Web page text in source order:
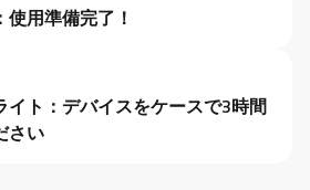
用準備完了！
イト：デバイスをケースで3時間
さい